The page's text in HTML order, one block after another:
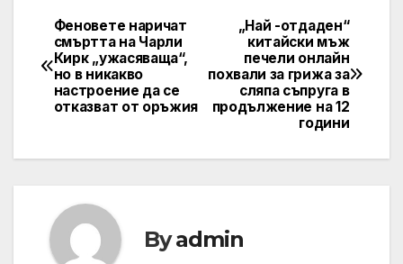
Post
navigation
„Най -отдаден“
китайски мъж
печели онлайн
похвали за грижа за
сляпа съпруга в
продължение на 12
години
Феновете наричат ​​
смъртта на Чарли
Кирк „ужасяваща“,
но в никакво
настроение да се
отказват от оръжия
Byadmin